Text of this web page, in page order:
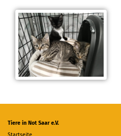
Tiere in Not Saar e.V.